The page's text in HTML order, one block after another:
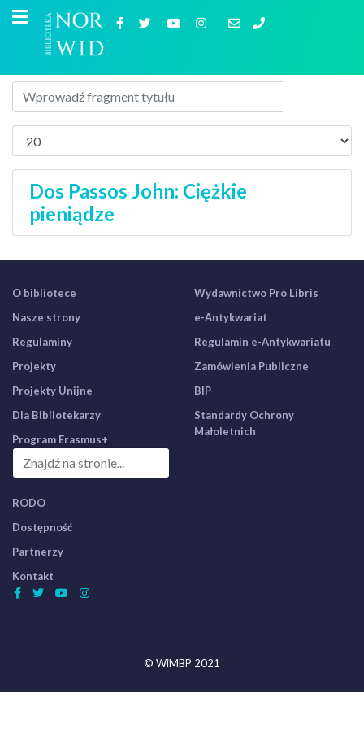
Dos Passos John: Ciężkie
pieniądze
O bibliotece
Nasze strony
Regulaminy
Projekty
Projekty Unijne
Dla Bibliotekarzy
Program Erasmus+
Wydawnictwo Pro Libris
e-Antykwariat
Regulamin e-Antykwariatu
Zamówienia Publiczne
BIP
Standardy Ochrony
Małoletnich
RODO
Dostępność
Partnerzy
Kontakt
© WiMBP 2021